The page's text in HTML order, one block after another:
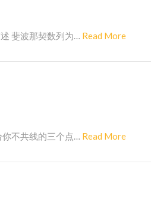
e
斐波那契数列为… Read More
a
不共线的三个点… Read More
a